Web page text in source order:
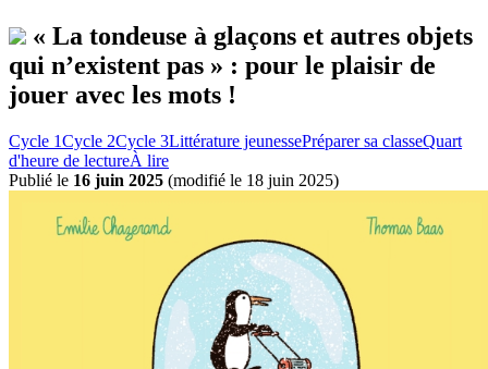
« La tondeuse à glaçons et autres objets
qui n’existent pas » : pour le plaisir de
jouer avec les mots !
Cycle 1Cycle 2Cycle 3Littérature jeunessePréparer sa classeQuart
d'heure de lectureÀ lire
Publié le 16 juin 2025 (modifié le 18 juin 2025)